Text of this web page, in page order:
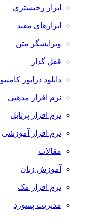
ابزار رجیستری
ابزارهای مفید
ویرایشگر متن
قفل گذار
دانلود درایور کامپیوتر
نرم افزار مذهبی
نرم افزار پرتابل
نرم افزار آموزشی
مقالات
آموزش زبان
نرم افزار مک
مدیریت پسورد